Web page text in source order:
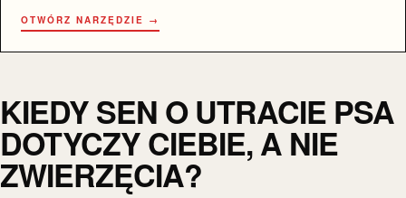
OTWÓRZ NARZĘDZIE →
KIEDY SEN O UTRACIE PSA
DOTYCZY CIEBIE, A NIE
ZWIERZĘCIA?